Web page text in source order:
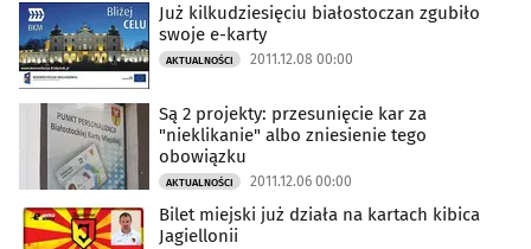
Już kilkudziesięciu białostoczan zgubiło
swoje e-karty
AKTUALNOŚCI 2011.12.08 00:00
Są 2 projekty: przesunięcie kar za
"nieklikanie" albo zniesienie tego
obowiązku
AKTUALNOŚCI 2011.12.06 00:00
Bilet miejski już działa na kartach kibica
Jagiellonii